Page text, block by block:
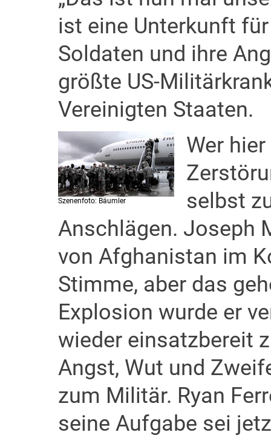
ist eine Unterkunft
Soldaten und ihre
größte US-
Vereinigten Staaten.
Szenenfoto: Bäumler
Wer
selbst
Anschlägen. Joseph
von Afghanistan im
Stimme, aber das
Explosion wurde er
wieder einsatzbereit
Angst, Wut und
zum Militär. Ryan
seine Aufgabe sei